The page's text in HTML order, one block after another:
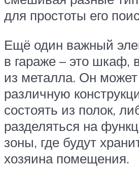
для простоты его
Ещё один важный
в гараже – это шкаф,
из металла. Он
различную
состоять из полок,
разделяться на
зоны, где будут
хозяина помещения.